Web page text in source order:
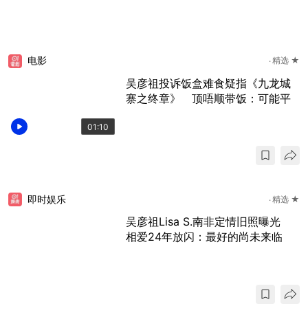
01:10
电影 精选 ★
吴彦祖投诉饭盒难食疑指《九龙城
寨之终章》 顶唔顺带饭：可能平
即时娱乐 精选 ★
吴彦祖Lisa S.南非定情旧照曝光
相爱24年放闪：最好的尚未来临